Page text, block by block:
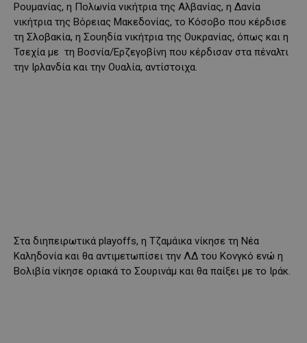
Ρουμανίας, η Πολωνία νικήτρια της Αλβανίας, η Δανία
νικήτρια της Βόρειας Μακεδονίας, το Κόσοβο που κέρδισε
τη Σλοβακία, η Σουηδία νικήτρια της Ουκρανίας, όπως και η
Τσεχία με τη Βοσνία/Ερζεγοβίνη που κέρδισαν στα πέναλτι
την Ιρλανδία και την Ουαλία, αντίστοιχα.
Στα διηπειρωτικά playoffs, η Τζαμάικα νίκησε τη Νέα
Καληδονία και θα αντιμετωπίσει την ΛΔ του Κονγκό ενώ η
Βολιβία νίκησε οριακά το Σουρινάμ και θα παίξει με το Ιράκ.